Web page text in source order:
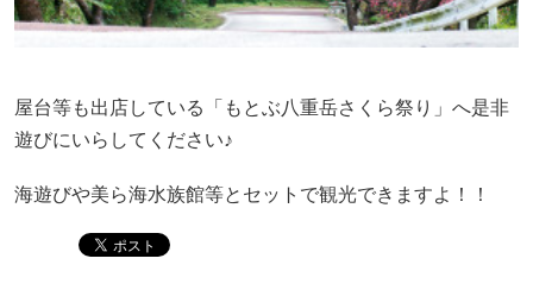
屋台等も出店している「もとぶ八重岳さくら祭り」へ是非
遊びにいらしてください♪
海遊びや美ら海水族館等とセットで観光できますよ！！